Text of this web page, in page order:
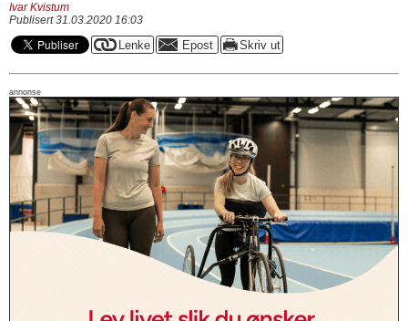
Ivar Kvistum
Publisert 31.03.2020 16:03
annonse